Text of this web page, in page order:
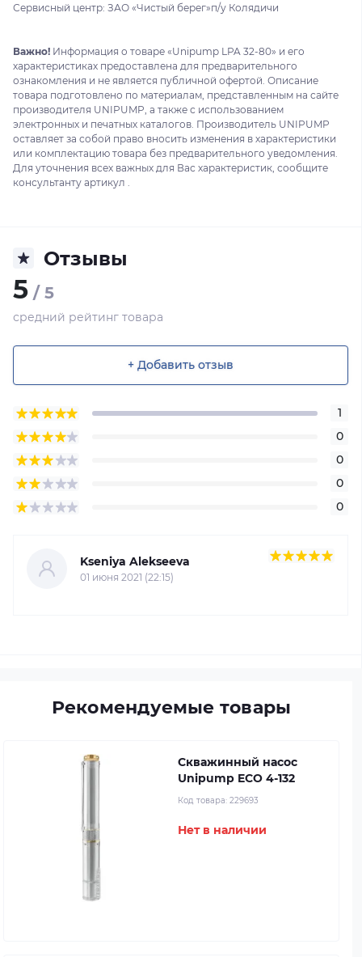
Сервисный центр: ЗАО «Чистый берег»п/у Колядичи
Важно! Информация о товаре «Unipump LPA 32-80» и его
характеристиках предоставлена для предварительного
ознакомления и не является публичной офертой. Описание
товара подготовлено по материалам, представленным на сайте
производителя UNIPUMP, а также с использованием
электронных и печатных каталогов. Производитель UNIPUMP
оставляет за собой право вносить изменения в характеристики
или комплектацию товара без предварительного уведомления.
Для уточнения всех важных для Вас характеристик, сообщите
консультанту артикул .
Отзывы
5 / 5
средний рейтинг товара
+ Добавить отзыв
1
0
0
0
0
Kseniya Alekseeva
01 июня 2021 (22:15)
Рекомендуемые товары
Скважинный насос
Unipump ECO 4-132
Код товара: 229693
Нет в наличии